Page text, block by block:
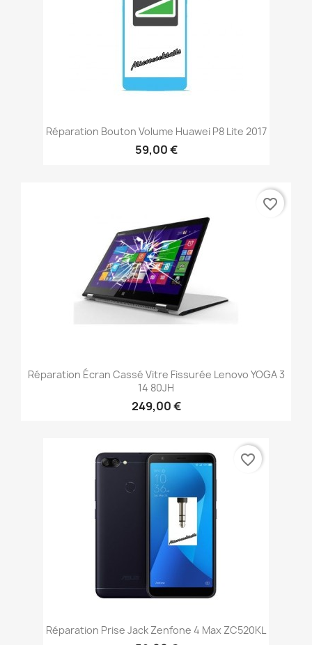
Réparation Bouton Volume Huawei P8 Lite 2017
59,00 €
Réparation Écran Cassé Vitre Fissurée Lenovo YOGA 3
14 80JH
249,00 €
favorite_border
Réparation Prise Jack Zenfone 4 Max ZC520KL
favorite_border